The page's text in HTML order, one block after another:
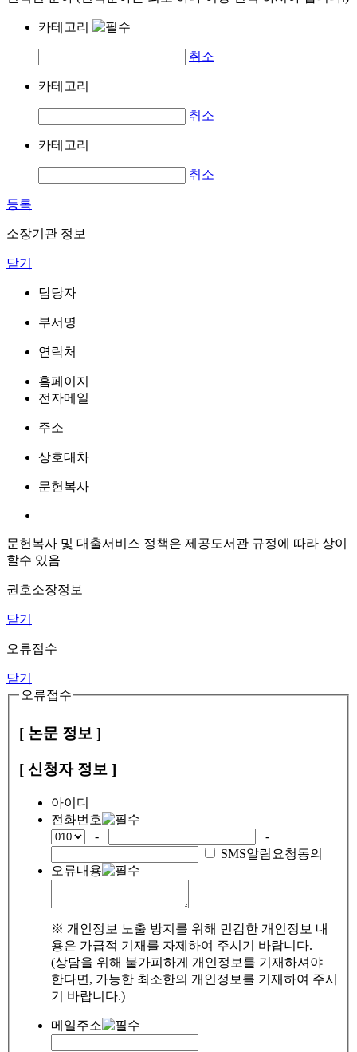
카테고리
취소
카테고리
취소
카테고리
취소
등록
소장기관 정보
닫기
담당자
부서명
연락처
홈페이지
전자메일
주소
상호대차
문헌복사
문헌복사 및 대출서비스 정책은 제공도서관 규정에 따라 상이
할수 있음
권호소장정보
닫기
오류접수
닫기
오류접수
[ 논문 정보 ]
[ 신청자 정보 ]
아이디
전화번호
-
-
SMS알림요청동의
오류내용
※ 개인정보 노출 방지를 위해 민감한 개인정보 내
용은 가급적 기재를 자제하여 주시기 바랍니다.
(상담을 위해 불가피하게 개인정보를 기재하셔야
한다면, 가능한 최소한의 개인정보를 기재하여 주시
기 바랍니다.)
메일주소